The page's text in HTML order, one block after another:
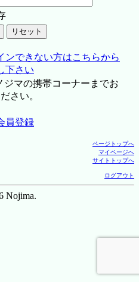
ンできない方はこちらから
下さい
マの携帯コーナーまでお
さい。
員登録
ページトップへ
マイページへ
サイトトップへ
ログアウト
Nojima.